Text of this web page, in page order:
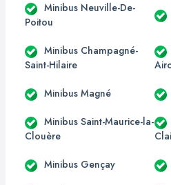
Minibus Neuville-De-
Poitou
Minibus Champagné-
Saint-Hilaire
Minibus Magné
Minibus Saint-Maurice-la-
Clouère
Minibus Gençay